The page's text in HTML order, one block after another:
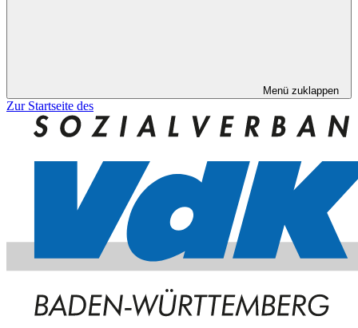
Menü zuklappen
Zur Startseite des